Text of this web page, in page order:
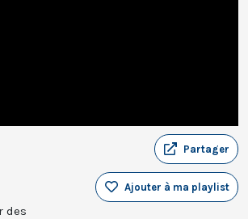
Partager
Ajouter à ma playlist
des